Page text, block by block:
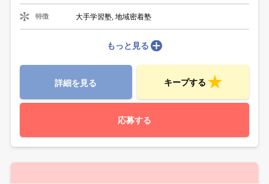
特徴 大手学習塾, 地域密着塾
もっと見る
詳細を見る キープする
応募する